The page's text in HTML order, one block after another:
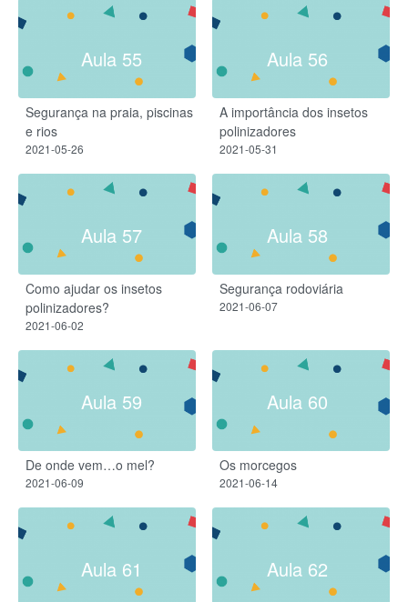
Aula 55
Segurança na praia, piscinas
e rios
2021-05-26
Aula 56
A importância dos insetos
polinizadores
2021-05-31
Aula 57
Como ajudar os insetos
polinizadores?
2021-06-02
Aula 58
Segurança rodoviária
2021-06-07
Aula 59
De onde vem…o mel?
2021-06-09
Aula 60
Os morcegos
2021-06-14
Aula 61 Aula 62